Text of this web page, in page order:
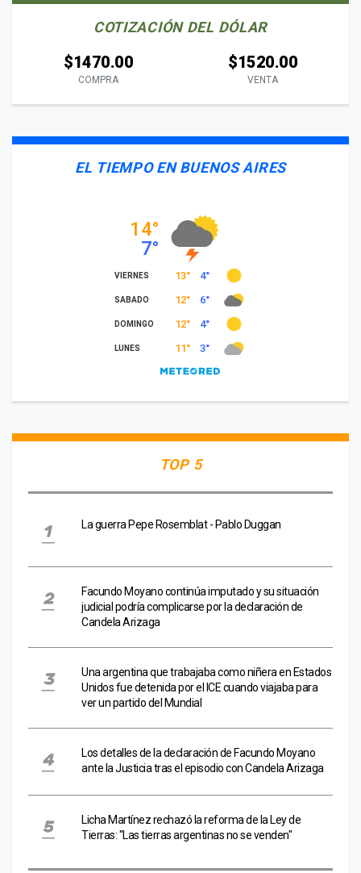
COTIZACIÓN DEL DÓLAR
$1470.00
COMPRA
$1520.00
VENTA
EL TIEMPO EN BUENOS AIRES
TOP 5
La guerra Pepe Rosemblat - Pablo Duggan
Facundo Moyano continúa imputado y su situación
judicial podría complicarse por la declaración de
Candela Arizaga
Una argentina que trabajaba como niñera en Estados
Unidos fue detenida por el ICE cuando viajaba para
ver un partido del Mundial
Los detalles de la declaración de Facundo Moyano
ante la Justicia tras el episodio con Candela Arizaga
Licha Martínez rechazó la reforma de la Ley de
Tierras: "Las tierras argentinas no se venden"